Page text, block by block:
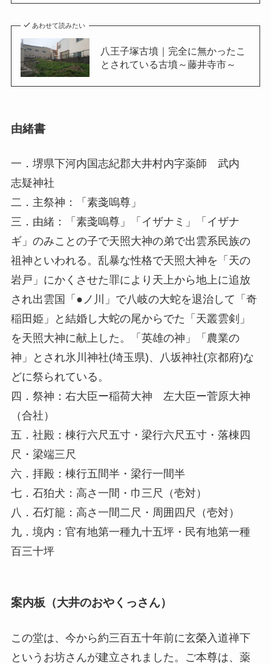
あわせて読みたい
八王子塚古墳｜完全に無かったこ
とされている古墳～藤井寺市～
由緒書
一．堺県下河内国志紀郡大井村内字薬師 武内
志疑神社
二．主祭神：「素戔嗚尊」
三．由緒：「素戔嗚尊」「イザナミ」「イザナ
ギ」のみことの子で天照大神の弟で出雲系民族の
祖神といわれる。乱暴な性格で天照大神を「天の
岩戸」にかくさせた罪により天上から地上に追放
され出雲国「●ノ川」で八岐の大蛇を退治して「奇
稲田姫」と結婚し大蛇の尾からでた「天叢雲剣」
を天照大神に献上した。「英雄の神」「農業の
神」とされ氷川神社(埼玉県)、八坂神社(京都府)な
どに祭られている。
四．祭神：右大臣ー稲荷大神 左大臣ー菅原大神
（合社）
五．社殿：棟行六尺五寸・梁行六尺五寸・落棟四
尺・梁端三尺
六．拝殿：棟行五間半・梁行一間半
七．石狛犬：高さ一間・巾三尺（壱対）
八．石灯籠：高さ一間二尺・周囲四尺（壱対）
九．境内：官有地第一種九十五坪・民有地第一種
百三十坪
案内板（大井のおやくっさん）
この堂は、今から約三百五十年前に玄榮入道禅下
というお坊さんが建立されました。ご本尊は、薬